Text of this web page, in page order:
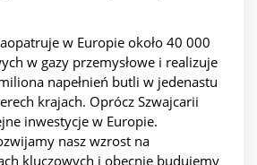
w Europie około 40 000
w gazy przemysłowe i realizuje
napełnień butli w jedenastu
krajach. Oprócz Szwajcarii
inwestycje w Europie.
nasz wzrost na
kluczowych i obecnie budujemy